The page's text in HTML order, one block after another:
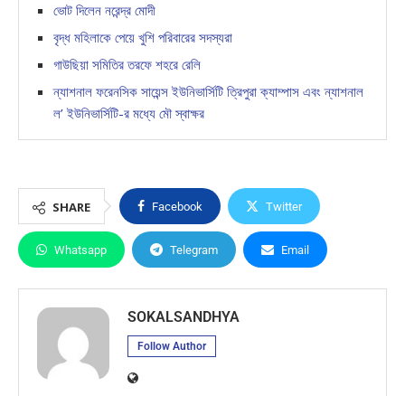
ভোট দিলেন নরেন্দ্র মোদী
বৃদ্ধ মহিলাকে পেয়ে খুশি পরিবারের সদস্যরা
গাউছিয়া সমিতির তরফে শহরে রেলি
ন্যাশনাল ফরেনসিক সায়েন্স ইউনিভার্সিটি ত্রিপুরা ক্যাম্পাস এবং ন্যাশনাল
ল’ ইউনিভার্সিটি-র মধ্যে মৌ স্বাক্ষর
SHARE Facebook Twitter
Whatsapp Telegram Email
SOKALSANDHYA
Follow Author